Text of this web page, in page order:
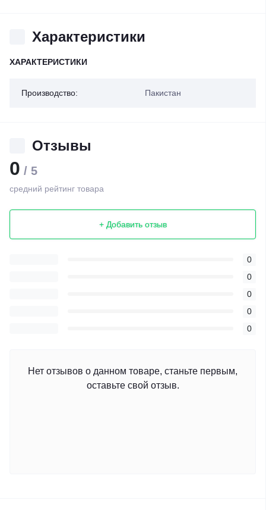
Характеристики
ХАРАКТЕРИСТИКИ
Производство: Пакистан
Отзывы
0 / 5
средний рейтинг товара
+ Добавить отзыв
0
0
0
0
0
Нет отзывов о данном товаре, станьте первым,
оставьте свой отзыв.